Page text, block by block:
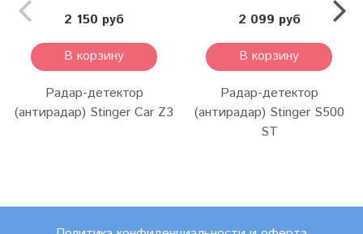
2 150 руб
В корзину
Радар-детектор
(антирадар) Stinger Car Z3
2 099 руб
В корзину
Радар-детектор
(антирадар) Stinger S500
ST